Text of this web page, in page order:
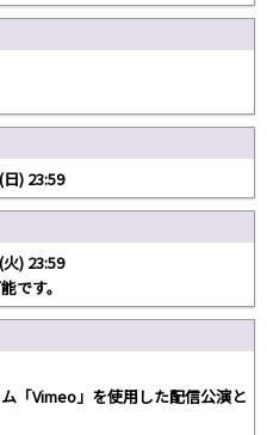
) 23:59
) 23:59
です。
「Vimeo」を使用した配信公演と